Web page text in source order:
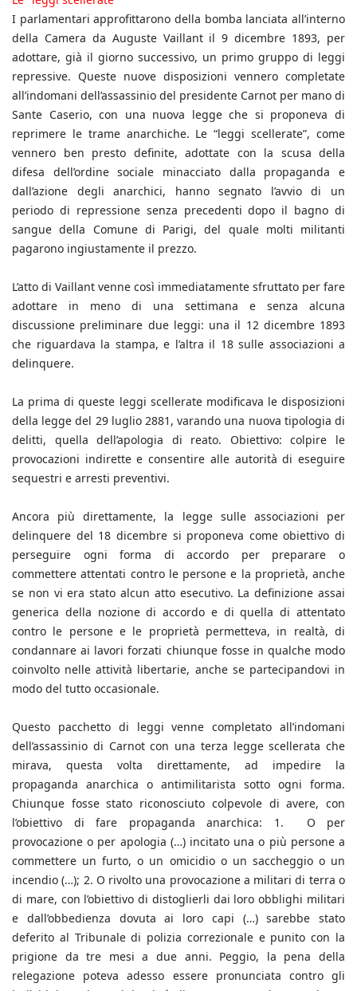
I parlamentari approfittarono della bomba lanciata all’interno
della Camera da Auguste Vaillant il 9 dicembre 1893, per
adottare, già il giorno successivo, un primo gruppo di leggi
repressive. Queste nuove disposizioni vennero completate
all’indomani dell’assassinio del presidente Carnot per mano di
Sante Caserio, con una nuova legge che si proponeva di
reprimere le trame anarchiche. Le “leggi scellerate”, come
vennero ben presto definite, adottate con la scusa della
difesa dell’ordine sociale minacciato dalla propaganda e
dall’azione degli anarchici, hanno segnato l’avvio di un
periodo di repressione senza precedenti dopo il bagno di
sangue della Comune di Parigi, del quale molti militanti
pagarono ingiustamente il prezzo.
L’atto di Vaillant venne così immediatamente sfruttato per fare
adottare in meno di una settimana e senza alcuna
discussione preliminare due leggi: una il 12 dicembre 1893
che riguardava la stampa, e l’altra il 18 sulle associazioni a
delinquere.
La prima di queste leggi scellerate modificava le disposizioni
della legge del 29 luglio 2881, varando una nuova tipologia di
delitti, quella dell’apologia di reato. Obiettivo: colpire le
provocazioni indirette e consentire alle autorità di eseguire
sequestri e arresti preventivi.
Ancora più direttamente, la legge sulle associazioni per
delinquere del 18 dicembre si proponeva come obiettivo di
perseguire ogni forma di accordo per preparare o
commettere attentati contro le persone e la proprietà, anche
se non vi era stato alcun atto esecutivo. La definizione assai
generica della nozione di accordo e di quella di attentato
contro le persone e le proprietà permetteva, in realtà, di
condannare ai lavori forzati chiunque fosse in qualche modo
coinvolto nelle attività libertarie, anche se partecipandovi in
modo del tutto occasionale.
Questo pacchetto di leggi venne completato all’indomani
dell’assassinio di Carnot con una terza legge scellerata che
mirava, questa volta direttamente, ad impedire la
propaganda anarchica o antimilitarista sotto ogni forma.
Chiunque fosse stato riconosciuto colpevole di avere, con
l’obiettivo di fare propaganda anarchica: 1. O per
provocazione o per apologia (…) incitato una o più persone a
commettere un furto, o un omicidio o un saccheggio o un
incendio (…); 2. O rivolto una provocazione a militari di terra o
di mare, con l’obiettivo di distoglierli dai loro obblighi militari
e dall’obbedienza dovuta ai loro capi (…) sarebbe stato
deferito al Tribunale di polizia correzionale e punito con la
prigione da tre mesi a due anni. Peggio, la pena della
relegazione poteva adesso essere pronunciata contro gli